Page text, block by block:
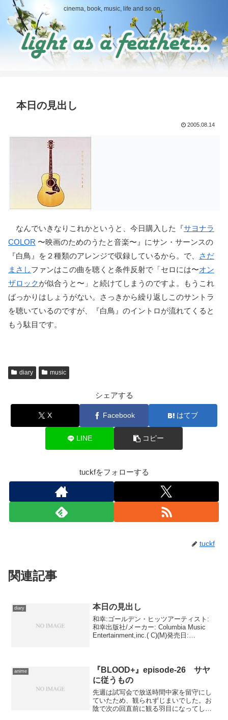
cinema, book, music, life and so on...
本日の見出し
2005.08.14
なんでいきなりこれかというと、今日購入した『サヨナラ
COLOR 〜映画のためのうたと音楽〜』にサン・サーンスの
『白鳥』を２種類のアレンジで収録しているから。で、
さだ
まさしファンはこの曲を聴くと条件反射で「セロには〜オン
ザロックが似合うと〜」と続けてしまうのですよ。もうこれ
ばっかりはしょうがない。さっきから繰り返しこのサントラ
を聴いているのですが、『白鳥』のイントロが流れてくると
もう駄目です。
diary music
シェアする
X Facebook はてブ
LINE コピー
tuckfをフォローする
tuckf
関連記事
diary 本日の見出し
和幸:ゴールデン・ヒッツアーティスト:
和幸出版社/メーカー: Columbia Music
Entertainment,inc.( C)(M)発売日:
anime
『BLOOD+』episode-26 サヤ
に従うもの
先週は試写会で放送時間中家を留守にし
ていたため、観られずじまいでした。お
陰で次の回直前に観る羽目になってしま